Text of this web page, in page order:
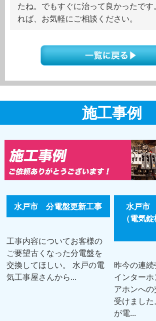
たね。でもすぐに治って良かったで
れば、お気軽にご相談ください。
施工事例
水戸市 分電盤更新工事
工事内容についてお客様の
ご要望古くなった分電盤を
交換してほしい。 水戸の電
気工事屋さんから...
水戸市
（電気
昨今の連
インター
アホンへ
受けまし
が電...